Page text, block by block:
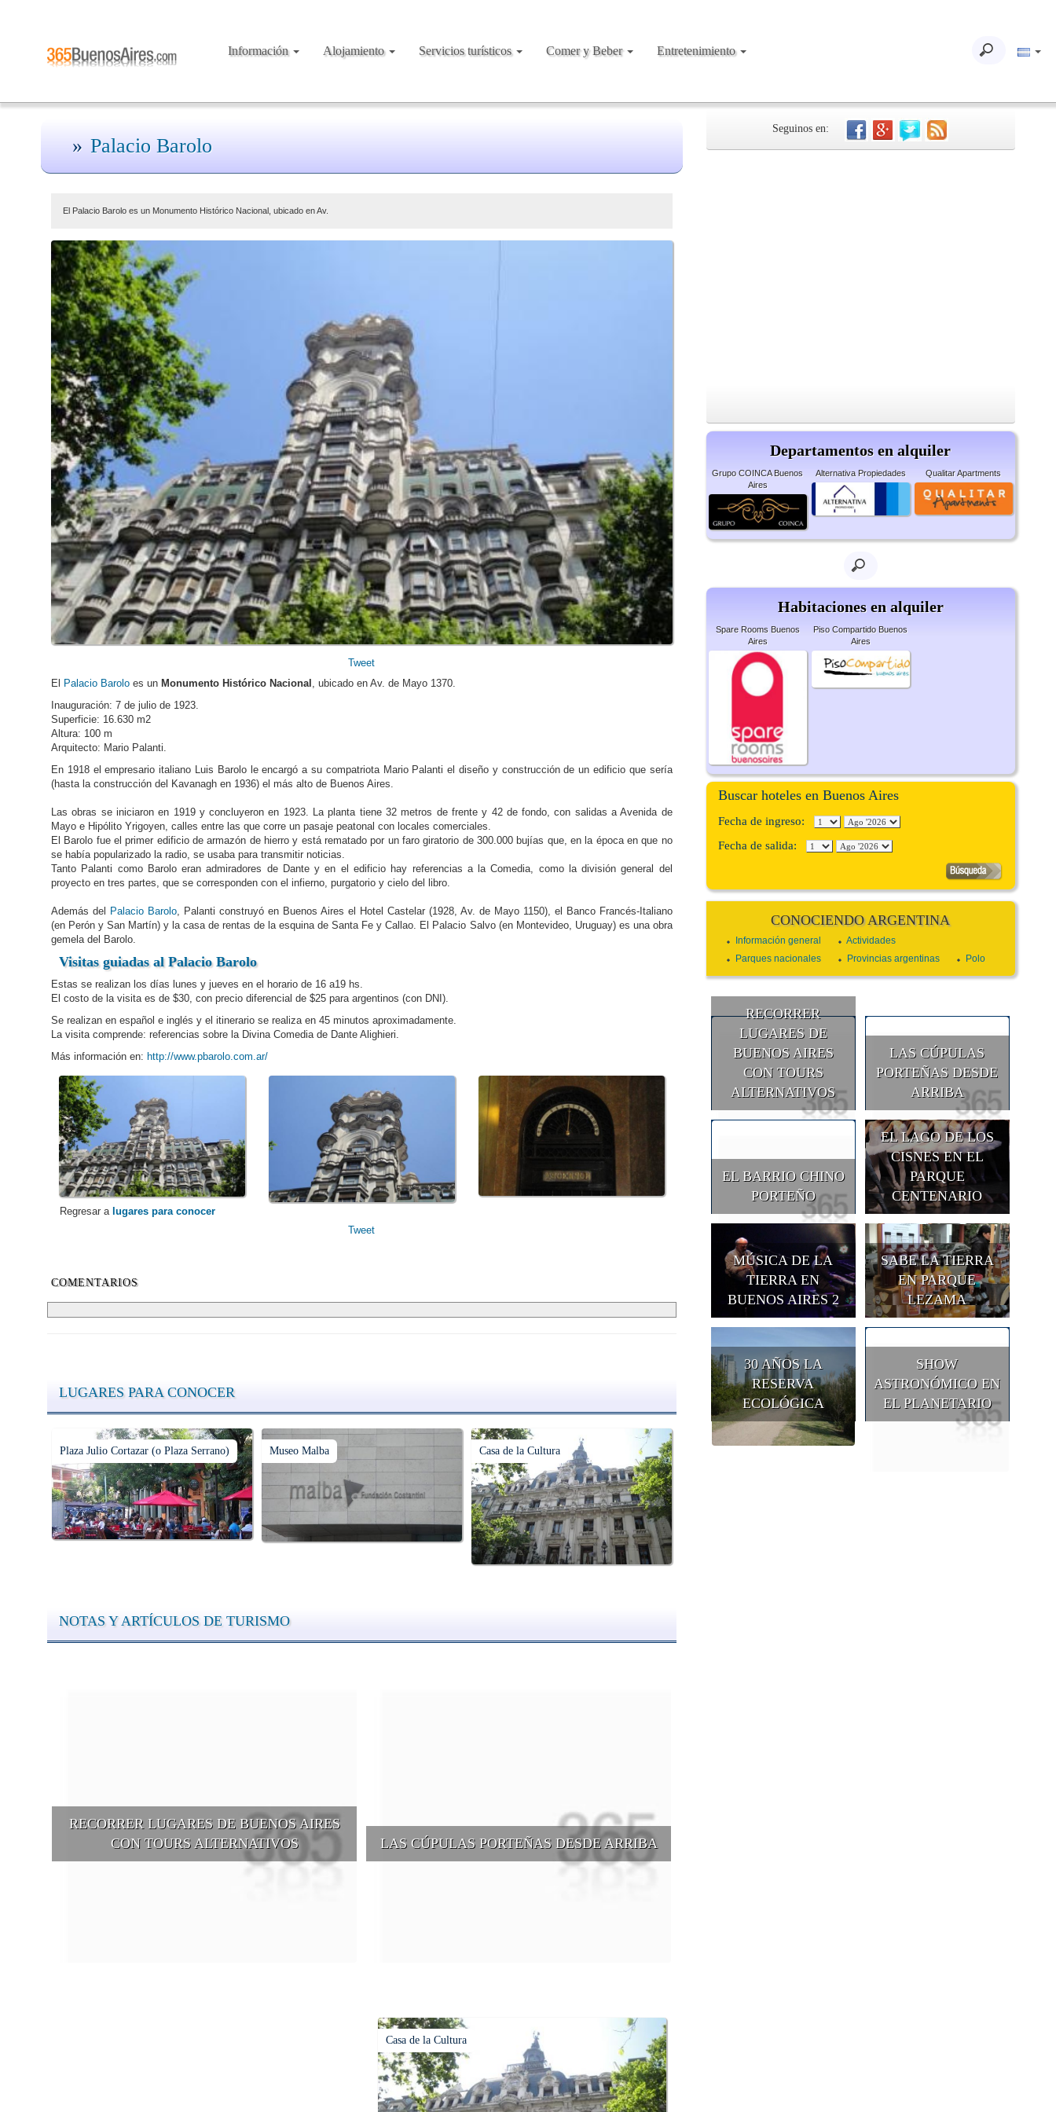
Información Alojamiento Servicios turísticos Comer y Beber Entretenimiento
Palacio Barolo
El Palacio Barolo es un Monumento Histórico Nacional, ubicado en Av.
Tweet
El
Palacio Barolo es un Monumento Histórico Nacional
, ubicado en Av. de Mayo 1370.
Inauguración: 7 de julio de 1923.
Superficie: 16.630 m2
Altura: 100 m
Arquitecto: Mario Palanti.
En 1918 el empresario italiano Luis Barolo le encargó a su compatriota Mario Palanti el diseño y construcción de un edificio que sería
(hasta la construcción del Kavanagh en 1936) el más alto de Buenos Aires.
Las obras se iniciaron en 1919 y concluyeron en 1923. La planta tiene 32 metros de frente y 42 de fondo, con salidas a Avenida de
Mayo e Hipólito Yrigoyen, calles entre las que corre un pasaje peatonal con locales comerciales.
El Barolo fue el primer edificio de armazón de hierro y está rematado por un faro giratorio de 300.000 bujías que, en la época en que no
se había popularizado la radio, se usaba para transmitir noticias.
Tanto Palanti como Barolo eran admiradores de Dante y en el edificio hay referencias a la Comedia, como la división general del
proyecto en tres partes, que se corresponden con el infierno, purgatorio y cielo del libro.
Además del Palacio Barolo, Palanti construyó en Buenos Aires el Hotel Castelar (1928, Av. de Mayo 1150), el Banco Francés-Italiano
(en Perón y San Martín) y la casa de rentas de la esquina de Santa Fe y Callao. El Palacio Salvo (en Montevideo, Uruguay) es una obra
gemela del Barolo.
Visitas guiadas al Palacio Barolo
Estas se realizan los días lunes y jueves en el horario de 16 a19 hs.
El costo de la visita es de $30, con precio diferencial de $25 para argentinos (con DNI).
Se realizan en español e inglés y el itinerario se realiza en 45 minutos aproximadamente.
La visita comprende: referencias sobre la Divina Comedia de Dante Alighieri.
Más información en: http://www.pbarolo.com.ar/
Regresar a lugares para conocer
Tweet
COMENTARIOS
LUGARES PARA CONOCER
Plaza Julio Cortazar (o Plaza Serrano) Museo Malba Casa de la Cultura
NOTAS Y ARTÍCULOS DE TURISMO
RECORRER LUGARES DE BUENOS AIRES
CON TOURS ALTERNATIVOS
LAS CÚPULAS PORTEÑAS DESDE ARRIBA
Casa de la Cultura
Seguinos en:
Departamentos en alquiler
Grupo COINCA Buenos
Aires
Alternativa Propiedades Qualitar Apartments
Habitaciones en alquiler
Spare Rooms Buenos
Aires
Piso Compartido Buenos
Aires
Buscar hoteles en Buenos Aires
Fecha de ingreso:
Fecha de salida:
CONOCIENDO ARGENTINA
Información general
Actividades
Parques nacionales
Provincias argentinas Polo
RECORRER
LUGARES DE
BUENOS AIRES
CON TOURS
ALTERNATIVOS
LAS CÚPULAS
PORTEÑAS DESDE
ARRIBA
EL BARRIO CHINO
PORTEÑO
EL LAGO DE LOS
CISNES EN EL
PARQUE
CENTENARIO
MÚSICA DE LA
TIERRA EN
BUENOS AIRES 2
SABE LA TIERRA
EN PARQUE
LEZAMA
30 AÑOS LA
RESERVA
ECOLÓGICA
SHOW
ASTRONÓMICO EN
EL PLANETARIO